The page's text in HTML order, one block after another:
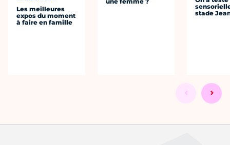
Les meilleures
expos du moment
à faire en famille
stade